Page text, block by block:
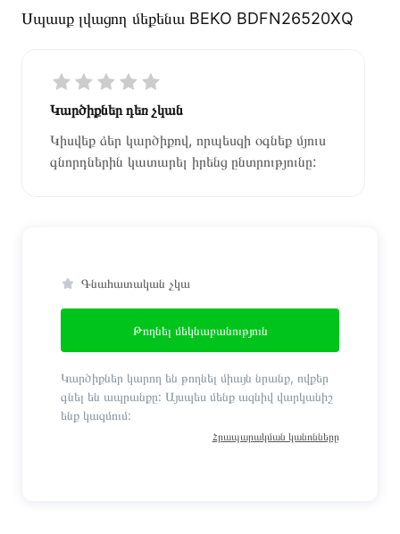
Սպասք լվացող մեքենա BEKO BDFN26520XQ
Կարծիքներ դեռ չկան
Կիսվեք ձեր կարծիքով, որպեսզի օգնեք մյուս
գնորդներին կատարել իրենց ընտրությունը:
Գնահատական չկա
Թողնել մեկնաբանություն
Կարծիքներ կարող են թողնել միայն նրանք, ովքեր
գնել են ապրանքը: Այսպես մենք ազնիվ վարկանիշ
ենք կազմում:
Հրապարակման կանոնները